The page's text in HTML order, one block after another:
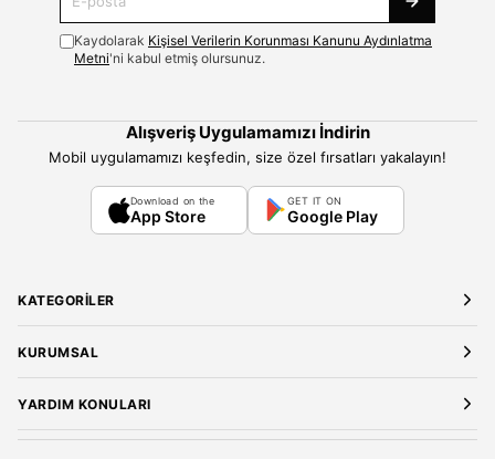
Kaydolarak Kişisel Verilerin Korunması Kanunu Aydınlatma
Metni'ni kabul etmiş olursunuz.
Alışveriş Uygulamamızı İndirin
Mobil uygulamamızı keşfedin, size özel fırsatları yakalayın!
Download on the
App Store
GET IT ON
Google Play
KATEGORILER
Bluz
Gömlek
KURUMSAL
Mağazalarımız
YARDIM KONULARI
Üyelik Sözleşmesi